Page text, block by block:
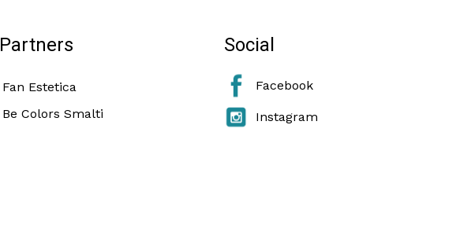
Partners
Fan Estetica
Be Colors Smalti
Social
Facebook
Instagram